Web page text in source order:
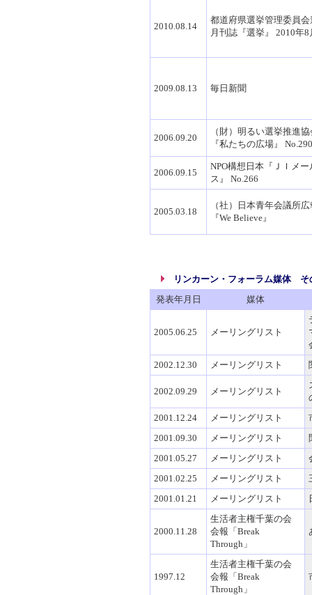
2010.08.14
都道府県選挙管理委員
月刊誌『選挙』 2010年8
2009.08.13 毎日新聞
2006.09.20
（財）明るい選挙推進
『私たちの広場』 No.290
2006.09.15
NPO構想日本『ＪＩメ
ス』 No.266
2005.03.18
（社）日本青年会議所
『We Believe』
リンカーン・フォーラム媒体 そ
発表年月日
媒体
2005.06.25 メーリングリスト
2002.12.30
メーリングリスト
2002.09.29 メーリングリスト
2001.12.24
メーリングリスト
2001.09.30
メーリングリスト
2001.05.27
メーリングリスト
2001.02.25
メーリングリスト
2001.01.21
メーリングリスト
2000.11.28
生活者主権千葉の会
会報「Break
Through」
1997.12
生活者主権千葉の会
会報「Break
Through」